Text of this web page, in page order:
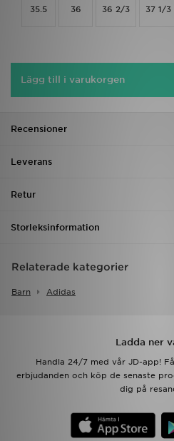
35.5 36 36 2/3 37 1/3
Lägg till i varukorgen
Recensioner
Leverans
Retur
Storleksinformation
Relaterade kategorier
Barn Adidas
Ladda ner
Handla 24/7 med vår JD-app!
erbjudanden och köp de senaste
dig på